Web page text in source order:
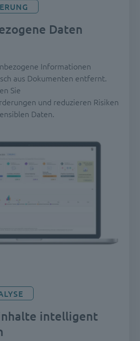
Daten
Informationen
aus Dokumenten entfernt.
Sie
und reduzieren Risiken
Daten.
intelligent